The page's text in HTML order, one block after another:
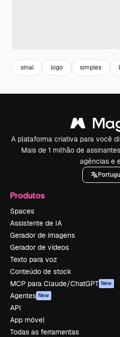
sinal logo simples
A plataforma criativa para você
Mais de 1 milhão de
agências e
Produtos
Spaces
Assistente de IA
Gerador de imagens
Gerador de vídeos
Texto para voz
Conteúdo de stock
MCP para Claude/ChatGPT New
Agentes New
API
App móvel
Todas as ferramentas